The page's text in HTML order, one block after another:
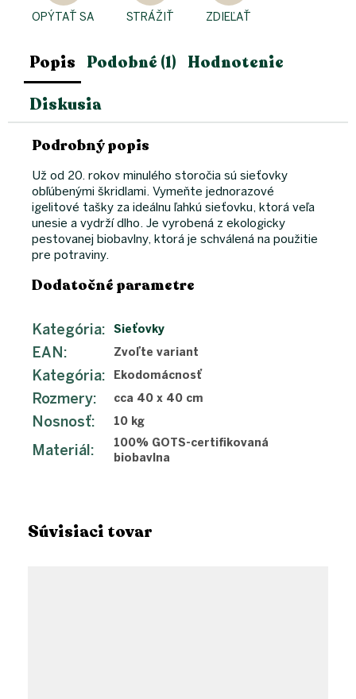
OPÝTAŤ SA STRÁŽIŤ ZDIEĽAŤ
Súvisiaci tovar
Popis Podobné (1) Hodnotenie
Diskusia
Podrobný popis
Už od 20. rokov minulého storočia sú sieťovky
obľúbenými škridlami. Vymeňte jednorazové
igelitové tašky za ideálnu ľahkú sieťovku, ktorá veľa
unesie a vydrží dlho. Je vyrobená z ekologicky
pestovanej biobavlny, ktorá je schválená na použitie
pre potraviny.
Dodatočné parametre
Kategória: Sieťovky
EAN: Zvoľte variant
Kategória: Ekodomácnosť
Rozmery: cca 40 x 40 cm
Nosnosť: 10 kg
Materiál:
100% GOTS-certifikovaná
biobavlna